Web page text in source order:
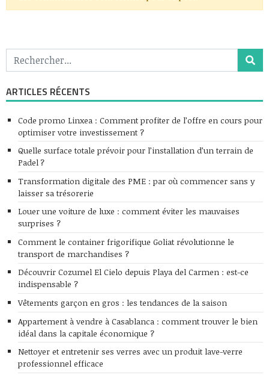
ARTICLES RÉCENTS
Code promo Linxea : Comment profiter de l’offre en cours pour
optimiser votre investissement ?
Quelle surface totale prévoir pour l’installation d’un terrain de
Padel ?
Transformation digitale des PME : par où commencer sans y
laisser sa trésorerie
Louer une voiture de luxe : comment éviter les mauvaises
surprises ?
Comment le container frigorifique Goliat révolutionne le
transport de marchandises ?
Découvrir Cozumel El Cielo depuis Playa del Carmen : est-ce
indispensable ?
Vêtements garçon en gros : les tendances de la saison
Appartement à vendre à Casablanca : comment trouver le bien
idéal dans la capitale économique ?
Nettoyer et entretenir ses verres avec un produit lave-verre
professionnel efficace